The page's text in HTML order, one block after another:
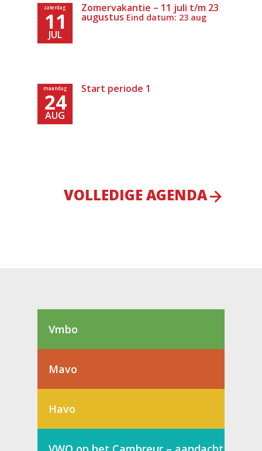
zaterdag
11
JUL
Zomervakantie – 11 juli t/m 23
augustus Eind datum: 23 aug
maandag
24
AUG
Start periode 1
VOLLEDIGE AGENDA
Vmbo
Mavo
Havo